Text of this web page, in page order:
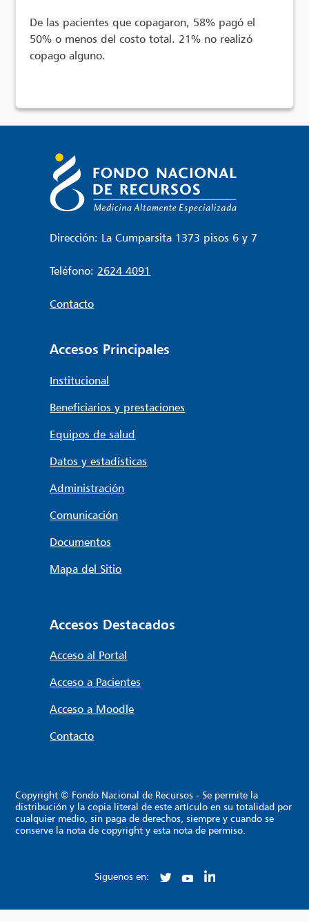
De las pacientes que copagaron, 58% pagó el
50% o menos del costo total. 21% no realizó
copago alguno.
Dirección: La Cumparsita 1373 pisos 6 y 7
Teléfono: 2624 4091
Contacto
Accesos Principales
Institucional
Beneficiarios y prestaciones
Equipos de salud
Datos y estadísticas
Administración
Comunicación
Documentos
Mapa del Sitio
Accesos Destacados
Acceso al Portal
Acceso a Pacientes
Acceso a Moodle
Contacto
Copyright © Fondo Nacional de Recursos - Se permite la
distribución y la copia literal de este artículo en su totalidad por
cualquier medio, sin paga de derechos, siempre y cuando se
conserve la nota de copyright y esta nota de permiso.
Siguenos en: